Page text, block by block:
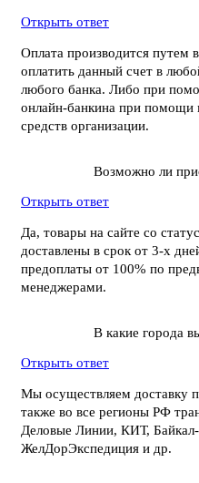
Открыть ответ
Оплата производится путем
оплатить данный счет в
любого банка. Либо при
онлайн-банкина при
средств организации.
Возможно ли
Открыть ответ
Да, товары на сайте со
доставлены в срок от 3-х
предоплаты от 100% по
менеджерами.
В какие города
Открыть ответ
Мы осуществляем доставку
также во все регионы РФ
Деловые Линии, КИТ,
ЖелДорЭкспедиция и др.